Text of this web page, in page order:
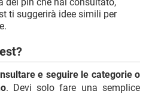
ti suggerirà idee simili per
e seguire le categorie o
. Devi solo fare una semplice